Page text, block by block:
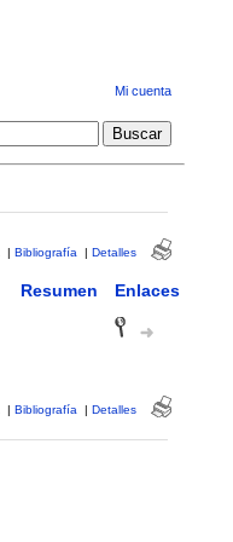
Mi cuenta
| Bibliografía | Detalles
Resumen Enlaces
| Bibliografía | Detalles